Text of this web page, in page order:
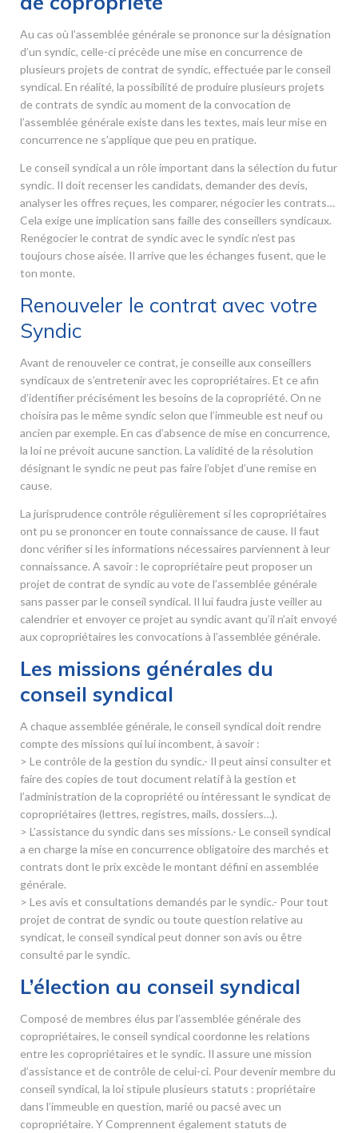
Au cas où l’assemblée générale se prononce sur la désignation
d’un syndic, celle-ci précède une mise en concurrence de
plusieurs projets de contrat de syndic, effectuée par le conseil
syndical. En réalité, la possibilité de produire plusieurs projets
de contrats de syndic au moment de la convocation de
l’assemblée générale existe dans les textes, mais leur mise en
concurrence ne s’applique que peu en pratique.
Le conseil syndical a un rôle important dans la sélection du futur
syndic. Il doit recenser les candidats, demander des devis,
analyser les offres reçues, les comparer, négocier les contrats…
Cela exige une implication sans faille des conseillers syndicaux.
Renégocier le contrat de syndic avec le syndic n’est pas
toujours chose aisée. Il arrive que les échanges fusent, que le
ton monte.
Renouveler le contrat avec votre
Syndic
Avant de renouveler ce contrat, je conseille aux conseillers
syndicaux de s’entretenir avec les copropriétaires. Et ce afin
d’identifier précisément les besoins de la copropriété. On ne
choisira pas le même syndic selon que l’immeuble est neuf ou
ancien par exemple. En cas d’absence de mise en concurrence,
la loi ne prévoit aucune sanction. La validité de la résolution
désignant le syndic ne peut pas faire l’objet d’une remise en
cause.
La jurisprudence contrôle régulièrement si les copropriétaires
ont pu se prononcer en toute connaissance de cause. Il faut
donc vérifier si les informations nécessaires parviennent à leur
connaissance. A savoir : le copropriétaire peut proposer un
projet de contrat de syndic au vote de l’assemblée générale
sans passer par le conseil syndical. Il lui faudra juste veiller au
calendrier et envoyer ce projet au syndic avant qu’il n’ait envoyé
aux copropriétaires les convocations à l’assemblée générale.
Les missions générales du
conseil syndical
A chaque assemblée générale, le conseil syndical doit rendre
compte des missions qui lui incombent, à savoir :
> Le contrôle de la gestion du syndic.- Il peut ainsi consulter et
faire des copies de tout document relatif à la gestion et
l’administration de la copropriété ou intéressant le syndicat de
copropriétaires (lettres, registres, mails, dossiers…).
> L’assistance du syndic dans ses missions.- Le conseil syndical
a en charge la mise en concurrence obligatoire des marchés et
contrats dont le prix excède le montant défini en assemblée
générale.
> Les avis et consultations demandés par le syndic.- Pour tout
projet de contrat de syndic ou toute question relative au
syndicat, le conseil syndical peut donner son avis ou être
consulté par le syndic.
L’élection au conseil syndical
Composé de membres élus par l’assemblée générale des
copropriétaires, le conseil syndical coordonne les relations
entre les copropriétaires et le syndic. Il assure une mission
d’assistance et de contrôle de celui-ci. Pour devenir membre du
conseil syndical, la loi stipule plusieurs statuts : propriétaire
dans l’immeuble en question, marié ou pacsé avec un
copropriétaire. Y Comprennent également statuts de